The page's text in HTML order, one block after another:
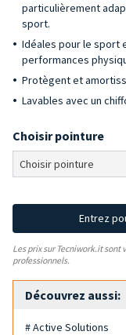
particulièrement
sport.
Idéales pour le sport
performances
Protègent et
Lavables avec un
Choisir pointure
Entrez
Les prix sur Tecniwork.it
professionnels.
Découvrez aussi:
# Active Solutions